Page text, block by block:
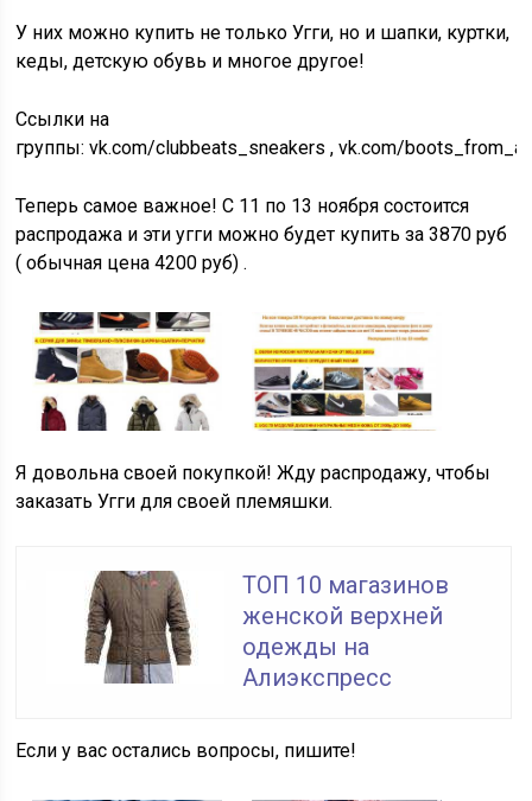
У них можно купить не только Угги, но и шапки, куртки,
кеды, детскую обувь и многое другое!
Ссылки на
группы: vk.com/clubbeats_sneakers , vk.com/
Теперь самое важное! С 11 по 13 ноября состоится
распродажа и эти угги можно будет купить за 3870 руб
( обычная цена 4200 руб) .
Я довольна своей покупкой! Жду распродажу, чтобы
заказать Угги для своей племяшки.
ТОП 10 магазинов
женской верхней
одежды на
Алиэкспресс
Если у вас остались вопросы, пишите!